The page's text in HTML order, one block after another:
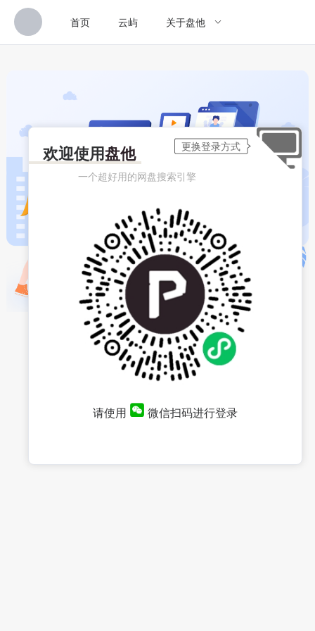
首页 云屿 关于盘他
欢迎使用盘他
一个超好用的网盘搜索引擎
请使用 微信扫码进行登录